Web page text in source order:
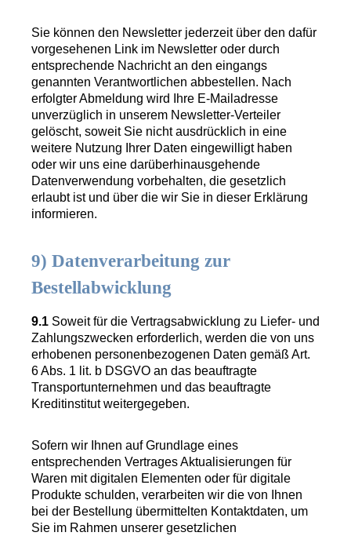
Sie können den Newsletter jederzeit über den dafür
vorgesehenen Link im Newsletter oder durch
entsprechende Nachricht an den eingangs
genannten Verantwortlichen abbestellen. Nach
erfolgter Abmeldung wird Ihre E-Mailadresse
unverzüglich in unserem Newsletter-Verteiler
gelöscht, soweit Sie nicht ausdrücklich in eine
weitere Nutzung Ihrer Daten eingewilligt haben
oder wir uns eine darüberhinausgehende
Datenverwendung vorbehalten, die gesetzlich
erlaubt ist und über die wir Sie in dieser Erklärung
informieren.
9) Datenverarbeitung zur
Bestellabwicklung
9.1 Soweit für die Vertragsabwicklung zu Liefer- und
Zahlungszwecken erforderlich, werden die von uns
erhobenen personenbezogenen Daten gemäß Art.
6 Abs. 1 lit. b DSGVO an das beauftragte
Transportunternehmen und das beauftragte
Kreditinstitut weitergegeben.
Sofern wir Ihnen auf Grundlage eines
entsprechenden Vertrages Aktualisierungen für
Waren mit digitalen Elementen oder für digitale
Produkte schulden, verarbeiten wir die von Ihnen
bei der Bestellung übermittelten Kontaktdaten, um
Sie im Rahmen unserer gesetzlichen